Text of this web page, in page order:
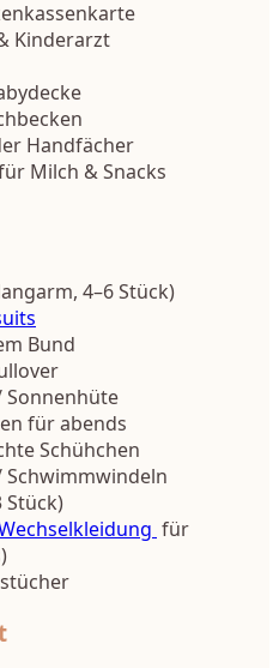
Kinderarzt
Handfächer
Milch & Snacks
4–6 Stück)
Bund
Sonnenhüte
für abends
Schühchen
Schwimmwindeln
Stück)
für